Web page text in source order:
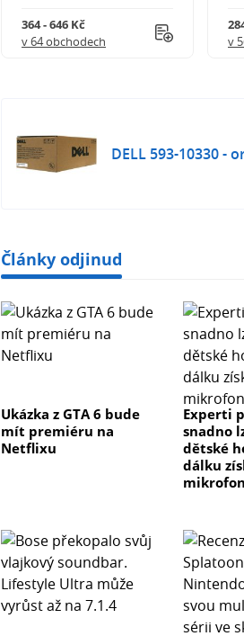
364 - 646 Kč
v 64 obchodech
v
DELL 593-10330 -
Články odjinud
Ukázka z GTA 6 bude
mít premiéru na
Netflixu
Experti
snadno
dětské
dálku